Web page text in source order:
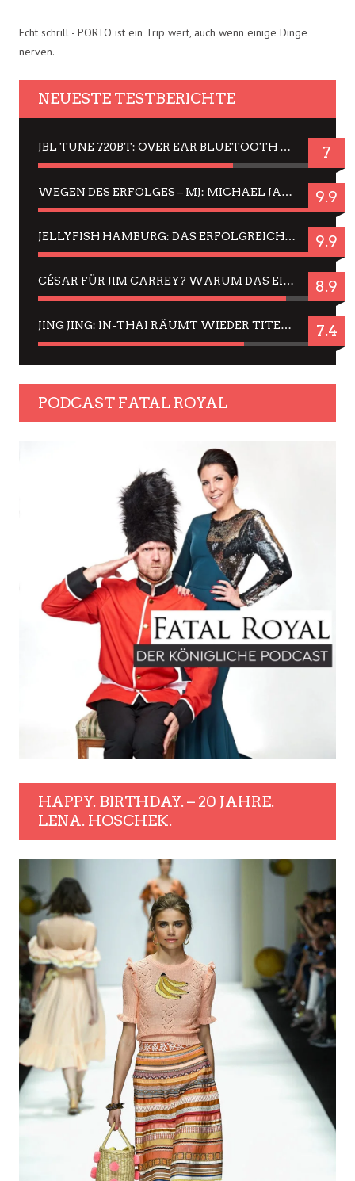
Echt schrill - PORTO ist ein Trip wert, auch wenn einige Dinge
nerven.
NEUESTE TESTBERICHTE
JBL TUNE 720BT: OVER EAR BLUETOOTH KOPFHÖRER UM DIE 50,-€ IM DAUER-TEST 7
WEGEN DES ERFOLGES – MJ: MICHAEL JACKSON MUSICAL IN EINER MATINEE SEHEN 9.9
JELLYFISH HAMBURG: DAS ERFOLGREICHE SOMMER-MENÜ 2025 IN GEFÜHLEN UND BILDERN 9.9
CÉSAR FÜR JIM CARREY? WARUM DAS EINER DER NERVIGSTEN ACTORS IST UND BLEIBT 8.9
JING JING: IN-THAI RÄUMT WIEDER TITEL AB – EIN ZWEI-STUNDEN-ERLEBNISBERICHT 7.4
PODCAST FATAL ROYAL
HAPPY. BIRTHDAY. – 20 JAHRE.
LENA. HOSCHEK.